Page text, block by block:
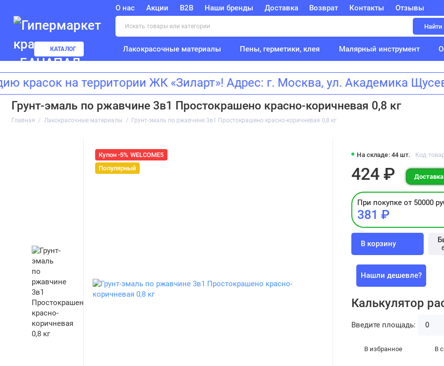
О нас Акции B2B Наши бренды Доставка Возврат Контакты Отзывы
Найти
КАТАЛОГ Лакокрасочные материалы Пены, герметики, клея Малярный инструмент
на территории ЖК «Зиларт»! Адрес: г. Москва, ул. Академика
Грунт-эмаль по ржавчине 3в1 Простокрашено красно-коричневая 0,8 кг
Главная Лакокрасочные материалы Грунт-эмаль по ржавчине 3в1 Простокрашено красно-коричневая 0,8 кг
Купон -5% WELCOME5
Популярный
На складе: 44 шт. Код
424 ₽
При покупке от 50000
381 ₽
В корзину
Нашли дешевле?
Калькулятор
Введите площадь:
В избранное В